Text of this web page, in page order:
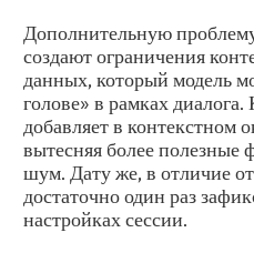
Дополнительную
создают ограничения
данных, который модель
голове» в рамках
добавляет в контекстном
вытесняя более полезные
шум. Дату же, в отличие
достаточно один раз
настройках сессии.